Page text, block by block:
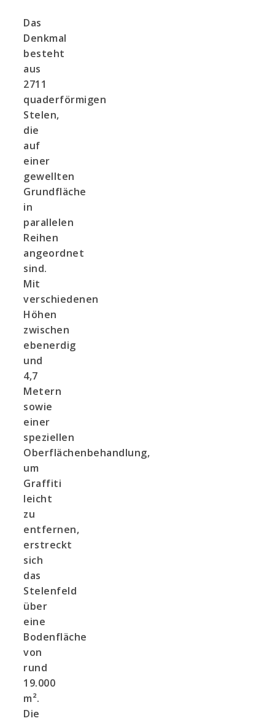
Das
Denkmal
besteht
aus
2711
quaderförmigen
Stelen,
die
auf
einer
gewellten
Grundfläche
in
parallelen
Reihen
angeordnet
sind.
Mit
verschiedenen
Höhen
zwischen
ebenerdig
und
4,7
Metern
sowie
einer
speziellen
Oberflächenbehandlung,
um
Graffiti
leicht
zu
entfernen,
erstreckt
sich
das
Stelenfeld
über
eine
Bodenfläche
von
rund
19.000
m².
Die